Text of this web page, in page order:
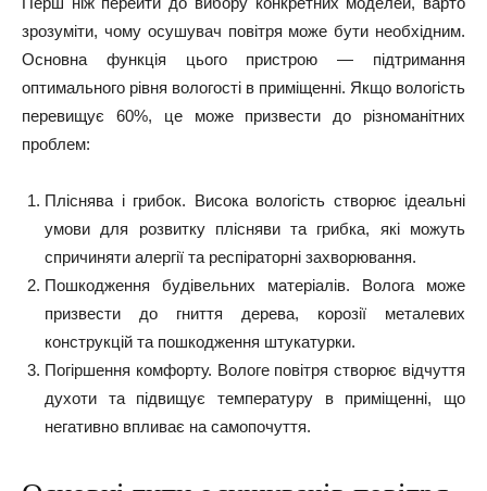
зрозуміти, чому осушувач повітря може бути необхідним.
Основна функція цього пристрою — підтримання
оптимального рівня вологості в приміщенні. Якщо вологість
перевищує 60%, це може призвести до різноманітних
проблем:
Пліснява і грибок. Висока вологість створює ідеальні
умови для розвитку плісняви та грибка, які можуть
спричиняти алергії та респіраторні захворювання.
Пошкодження будівельних матеріалів. Волога може
призвести до гниття дерева, корозії металевих
конструкцій та пошкодження штукатурки.
Погіршення комфорту. Вологе повітря створює відчуття
духоти та підвищує температуру в приміщенні, що
негативно впливає на самопочуття.